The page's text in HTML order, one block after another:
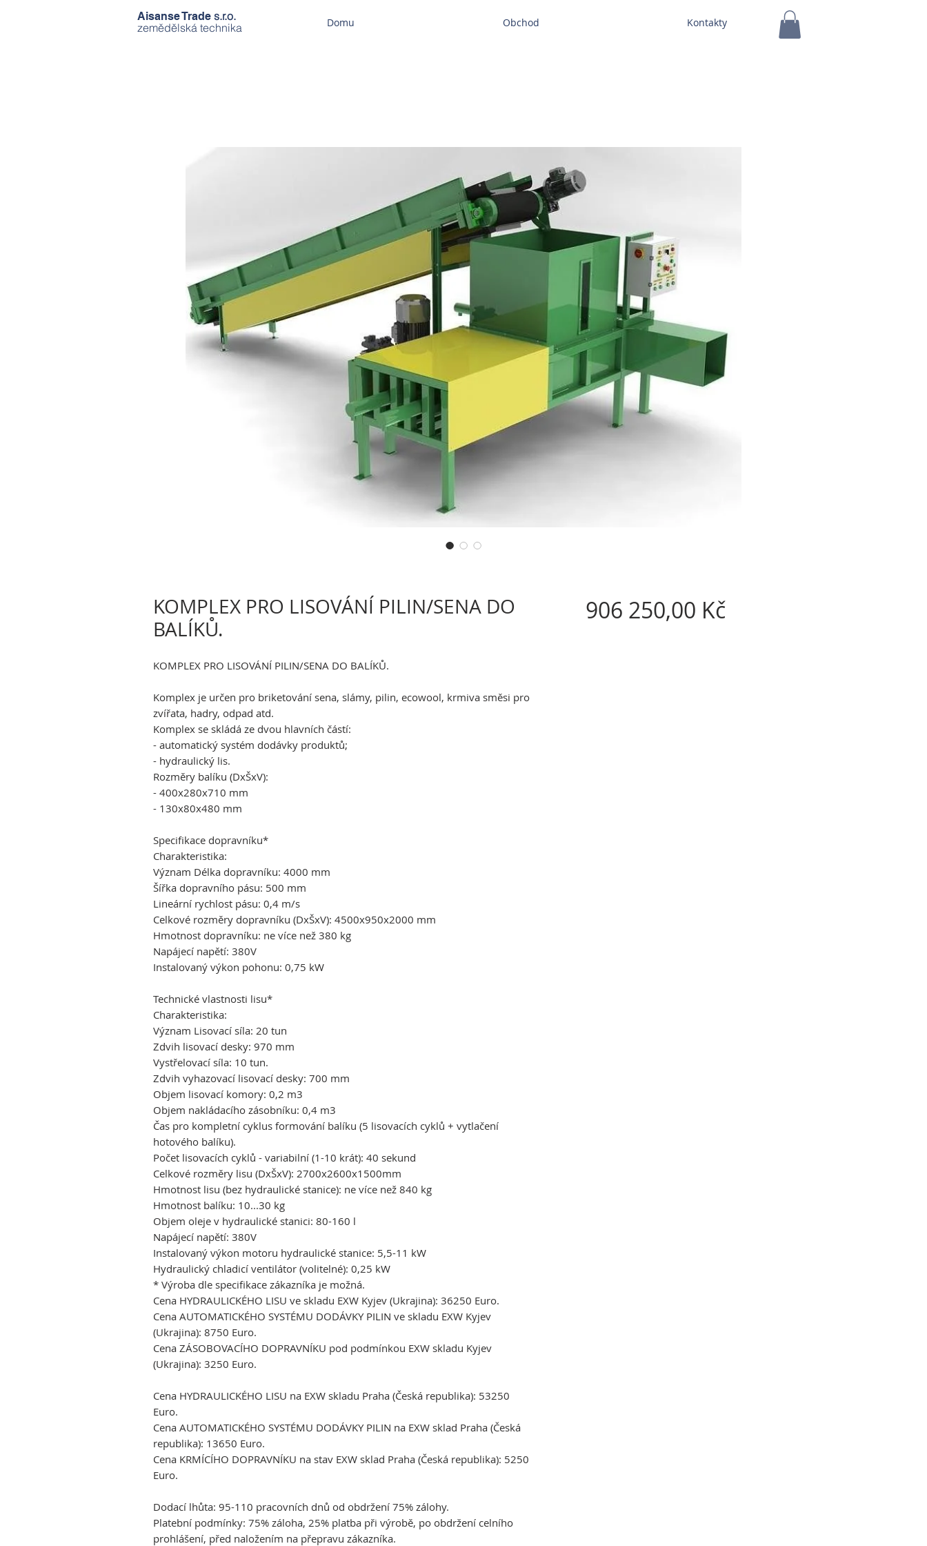
Aisanse Trade s.r.o.
zemědělská technika
Domu Obchod Kontakty
KOMPLEX PRO LISOVÁNÍ PILIN/SENA DO
BALÍKŮ.
KOMPLEX PRO LISOVÁNÍ PILIN/SENA DO BALÍKŮ.
Komplex je určen pro briketování sena, slámy, pilin, ecowool, krmiva směsi pro
zvířata, hadry, odpad atd.
Komplex se skládá ze dvou hlavních částí:
- automatický systém dodávky produktů;
- hydraulický lis.
Rozměry balíku (DxŠxV):
- 400x280x710 mm
- 130x80x480 mm
Specifikace dopravníku*
Charakteristika:
Význam Délka dopravníku: 4000 mm
Šířka dopravního pásu: 500 mm
Lineární rychlost pásu: 0,4 m/s
Celkové rozměry dopravníku (DxŠxV): 4500x950x2000 mm
Hmotnost dopravníku: ne více než 380 kg
Napájecí napětí: 380V
Instalovaný výkon pohonu: 0,75 kW
Technické vlastnosti lisu*
Charakteristika:
Význam Lisovací síla: 20 tun
Zdvih lisovací desky: 970 mm
Vystřelovací síla: 10 tun.
Zdvih vyhazovací lisovací desky: 700 mm
Objem lisovací komory: 0,2 m3
Objem nakládacího zásobníku: 0,4 m3
Čas pro kompletní cyklus formování balíku (5 lisovacích cyklů + vytlačení
hotového balíku).
Počet lisovacích cyklů - variabilní (1-10 krát): 40 sekund
Celkové rozměry lisu (DxŠxV): 2700x2600x1500mm
Hmotnost lisu (bez hydraulické stanice): ne více než 840 kg
Hmotnost balíku: 10...30 kg
Objem oleje v hydraulické stanici: 80-160 l
Napájecí napětí: 380V
Instalovaný výkon motoru hydraulické stanice: 5,5-11 kW
Hydraulický chladicí ventilátor (volitelné): 0,25 kW
* Výroba dle specifikace zákazníka je možná.
Cena HYDRAULICKÉHO LISU ve skladu EXW Kyjev (Ukrajina): 36250 Euro.
Cena AUTOMATICKÉHO SYSTÉMU DODÁVKY PILIN ve skladu EXW Kyjev
(Ukrajina): 8750 Euro.
Cena ZÁSOBOVACÍHO DOPRAVNÍKU pod podmínkou EXW skladu Kyjev
(Ukrajina): 3250 Euro.
Cena HYDRAULICKÉHO LISU na EXW skladu Praha (Česká republika): 53250
Euro.
Cena AUTOMATICKÉHO SYSTÉMU DODÁVKY PILIN na EXW sklad Praha (Česká
republika): 13650 Euro.
Cena KRMÍCÍHO DOPRAVNÍKU na stav EXW sklad Praha (Česká republika): 5250
Euro.
Dodací lhůta: 95-110 pracovních dnů od obdržení 75% zálohy.
Platební podmínky: 75% záloha, 25% platba při výrobě, po obdržení celního
prohlášení, před naložením na přepravu zákazníka.
906 250,00 KčCena